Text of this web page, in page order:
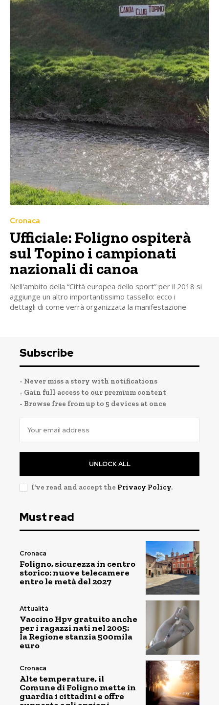
Cronaca
Ufficiale: Foligno ospiterà
sul Topino i campionati
nazionali di canoa
Nell'ambito della “Città europea dello sport” per il 2018 si
aggiunge un altro importantissimo tassello: ecco i
dettagli di come verrà organizzata la manifestazione
Subscribe
- Never miss a story with notifications
- Gain full access to our premium content
- Browse free from up to 5 devices at once
UNLOCK ALL
I've read and accept the Privacy Policy.
Must read
Cronaca
Foligno, sicurezza in centro
storico: nuove telecamere
entro le metà del 2027
Attualità
Vaccino Hpv gratuito anche
per i ragazzi nati nel 2005:
la Regione stanzia 500mila
euro
Cronaca
Alte temperature, il
Comune di Foligno mette in
guardia i cittadini e offre